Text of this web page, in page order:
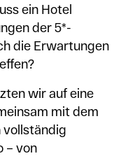
ein Hotel
der 5*-
die Erwartungen
wir auf eine
mit dem
vollständig
– von